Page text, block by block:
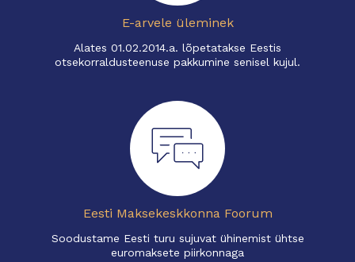
E-arvele üleminek
Alates 01.02.2014.a. lõpetatakse Eestis
otsekorraldusteenuse pakkumine senisel kujul.
Eesti Maksekeskkonna Foorum
Soodustame Eesti turu sujuvat ühinemist ühtse
euromaksete piirkonnaga